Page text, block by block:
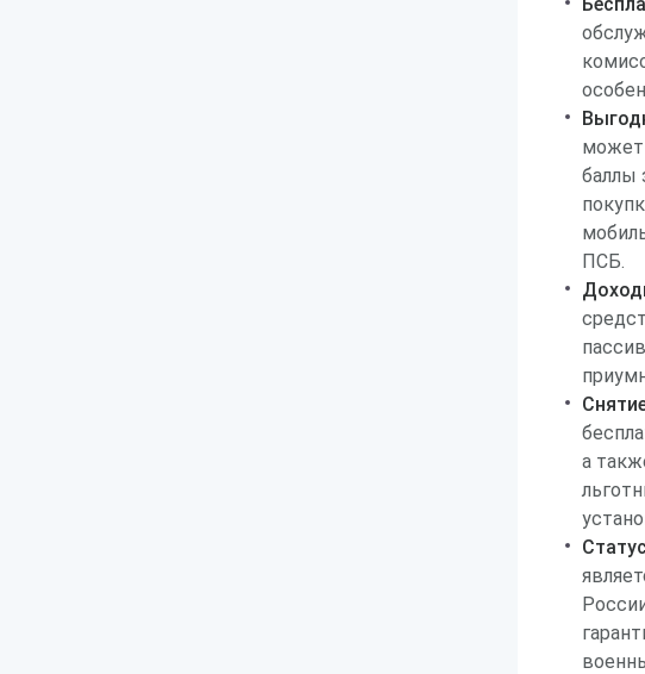
может
баллы
ПСБ.
а